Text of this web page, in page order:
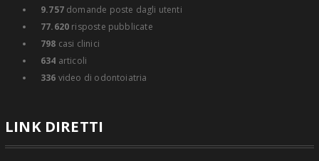
9.757domande poste dagli utenti
77.620 risposte pubblicate
798 casi clinici
634 articoli
336 video di odontoiatria
LINK DIRETTI